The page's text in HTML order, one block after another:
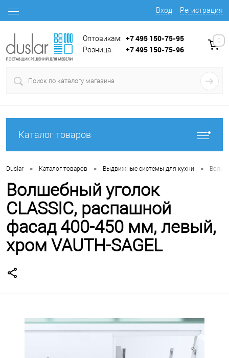
Вход Регистрация
Оптовикам: +7 495 150-75-95
Розница: +7 495 150-75-96
0
Каталог товаров
Duslar • Каталог товаров • Выдвижные системы для кухни •
Волшебный уголок
CLASSIC, распашной
фасад 400-450 мм, левый,
хром VAUTH-SAGEL